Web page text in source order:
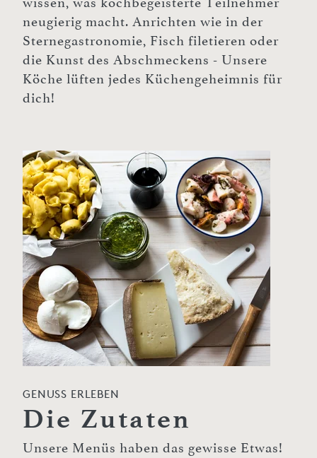
neugierig macht. Anrichten wie in der
Sternegastronomie, Fisch filetieren oder
die Kunst des Abschmeckens - Unsere
Köche lüften jedes Küchengeheimnis für
dich!
GENUSS ERLEBEN
Die Zutaten
Unsere Menüs haben das gewisse Etwas!